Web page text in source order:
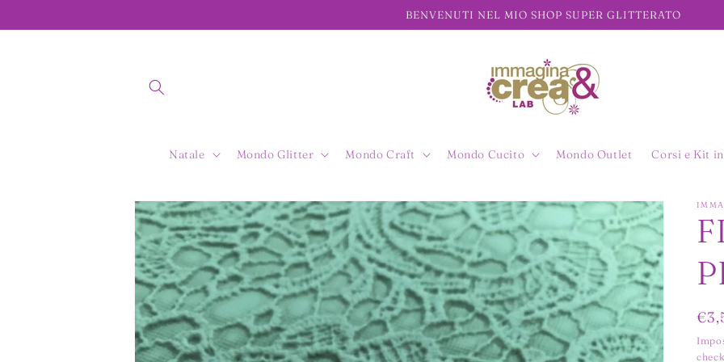
ai contenuti
BENVENUTI NEL MIO SHOP SUPER GLITTERATO
Natale Mondo Glitter Mondo Craft Mondo Cucito Mondo Outlet Corsi e Kit
Passa alle
informazioni
sul prodotto
di